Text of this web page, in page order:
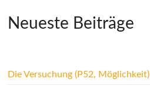
Neueste Beiträge
Die Versuchung (P52, Möglichkeit)